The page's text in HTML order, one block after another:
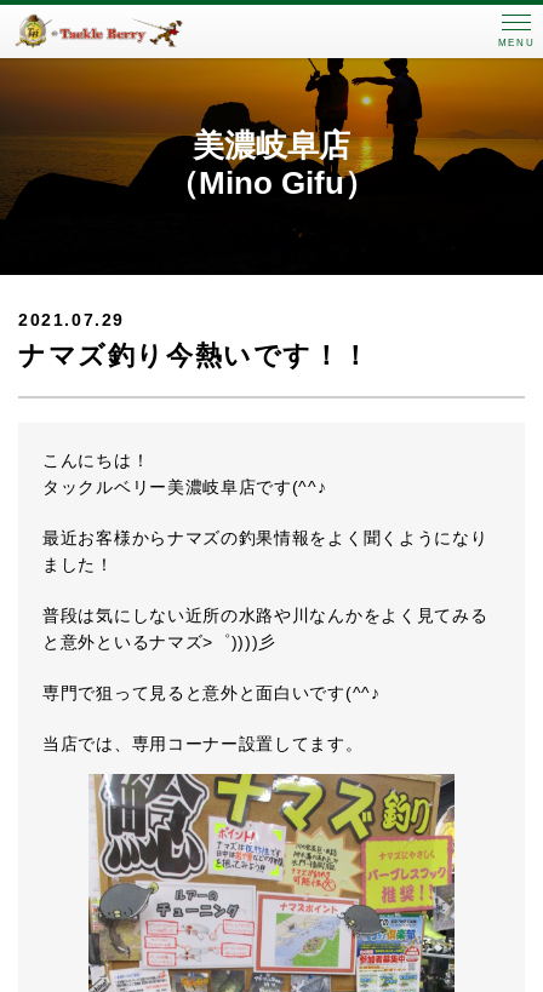
MENU
美濃岐阜店
（Mino Gifu）
2021.07.29
ナマズ釣り今熱いです！！
こんにちは！
タックルベリー美濃岐阜店です(^^♪
最近お客様からナマズの釣果情報をよく聞くようになり
ました！
普段は気にしない近所の水路や川なんかをよく見てみる
と意外といるナマズ>゜))))彡
専門で狙って見ると意外と面白いです(^^♪
当店では、専用コーナー設置してます。